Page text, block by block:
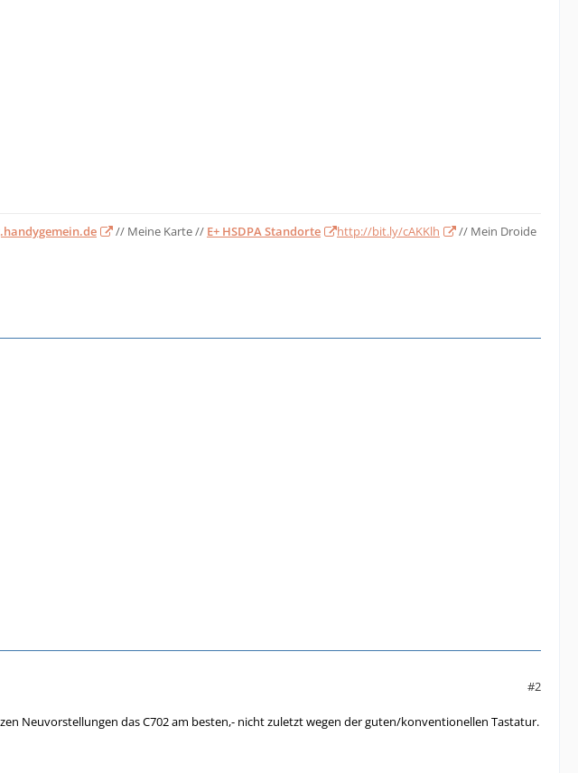
// Meine Karte // E+ HSDPA Standorte http://bit.ly/cAKKlh
// Mein Droide
#2
Neuvorstellungen das C702 am besten,- nicht zuletzt wegen der guten/konventionellen Tastatur.